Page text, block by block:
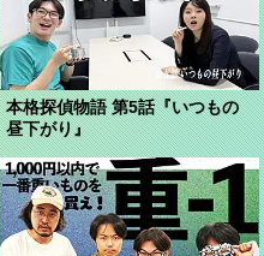
本格探偵物語 第5話『いつもの
昼下がり』